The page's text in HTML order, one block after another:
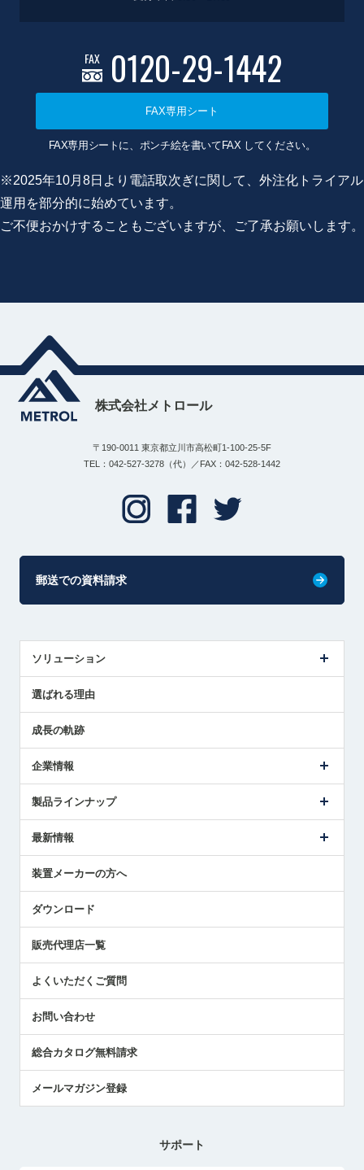
FAX 0120-29-1442
FAX専用シート
FAX専用シートに、ポンチ絵を書いてFAX してください。
※2025年10月8日より電話取次ぎに関して、外注化トライアル
運用を部分的に始めています。
ご不便おかけすることもございますが、ご了承お願いします。
株式会社メトロール
〒190-0011 東京都立川市高松町1-100-25-5F
TEL：042-527-3278（代）／FAX：042-528-1442
郵送での資料請求
ソリューション
解決策提案
選ばれる理由
成長の軌跡
企業情報
ごあいさつ
受賞履歴
採用情報
国/地域/言語
製品ラインナップ
ツールセッタ製品
エアマイクロセンサ製品
最新情報
メトロールの技術
社員ブログ
中小企業のBCP地震対策
センサのテクニカルガイド
社長ブログ
装置メーカーの方へ
ダウンロード
販売代理店一覧
よくいただくご質問
お問い合わせ
総合カタログ無料請求
メールマガジン登録
サポート